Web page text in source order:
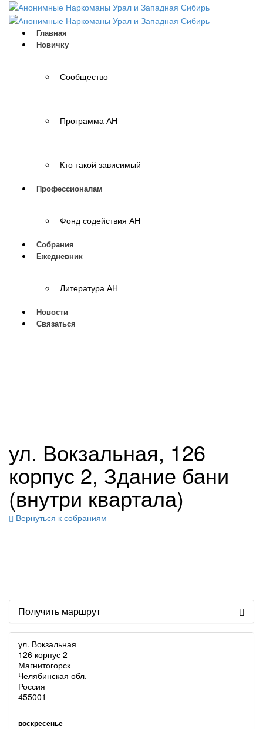
Главная
Новичку
Сообщество
Программа АН
Кто такой зависимый
Профессионалам
Фонд содействия АН
Собрания
Ежедневник
Литература АН
Новости
Связаться
ул. Вокзальная, 126
корпус 2, Здание бани
(внутри квартала)
Вернуться к собраниям
Получить маршрут
ул. Вокзальная
126 корпус 2
Магнитогорск
Челябинская обл.
Россия
455001
воскресенье